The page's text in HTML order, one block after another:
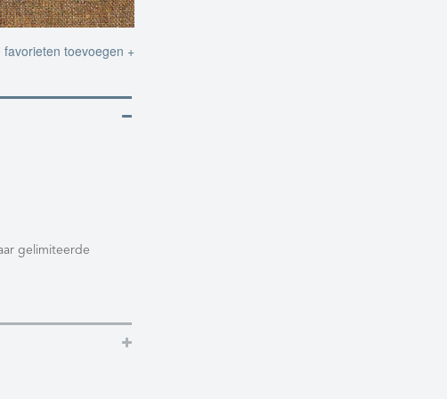
favorieten toevoegen +
gelimiteerde